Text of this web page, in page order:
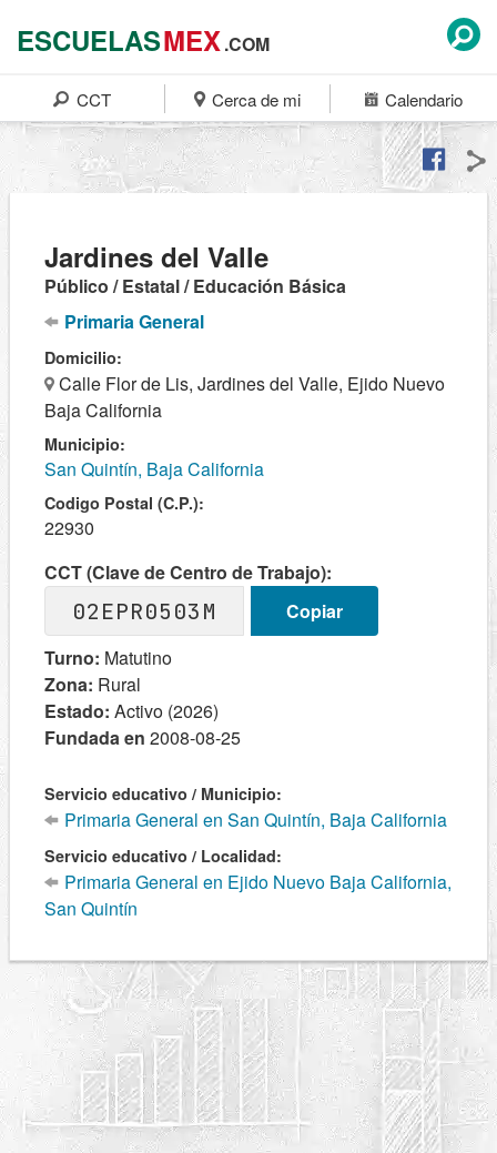
ESCUELASMEX.COM
CCT Cerca de mi Calendario
Jardines del Valle
Público / Estatal / Educación Básica
Primaria General
Domicilio:
Calle Flor de Lis, Jardines del Valle, Ejido Nuevo
Baja California
Municipio:
San Quintín, Baja California
Codigo Postal (C.P.):
22930
CCT (Clave de Centro de Trabajo):
02EPR0503M
Copiar
Turno: Matutino
Zona: Rural
Estado: Activo (2026)
Fundada en 2008-08-25
Servicio educativo / Municipio:
Primaria General en San Quintín, Baja California
Servicio educativo / Localidad:
Primaria General en Ejido Nuevo Baja California,
San Quintín